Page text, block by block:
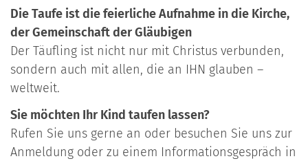
Die Taufe ist die feierliche Aufnahme in die Kirche,
der Gemeinschaft der Gläubigen
Der Täufling ist nicht nur mit Christus verbunden,
sondern auch mit allen, die an IHN glauben –
weltweit.
Sie möchten Ihr Kind taufen lassen?
Rufen Sie uns gerne an oder besuchen Sie uns zur
Anmeldung oder zu einem Informationsgespräch in